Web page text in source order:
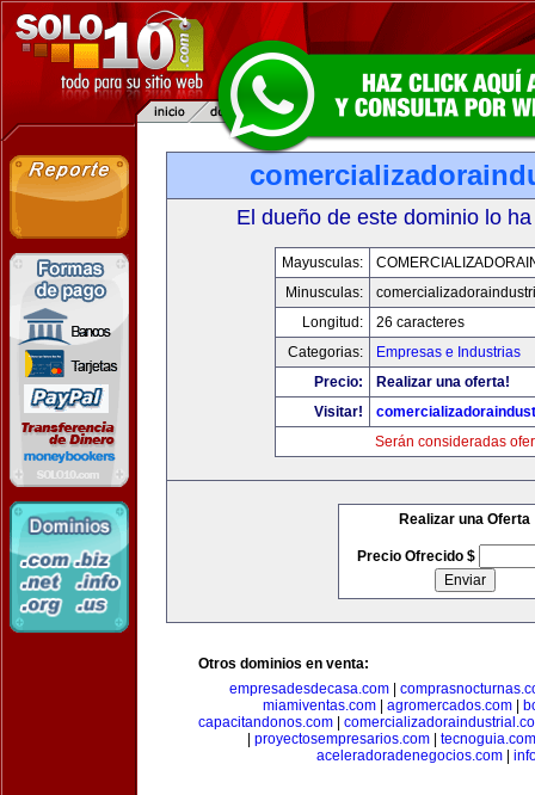
El dueño de este dominio lo
Mayusculas:
Minusculas:
Longitud:
26 caracteres
Categorias:
Empresas e Industrias
Precio:
Realizar una oferta!
Visitar!
Serán consideradas
Realizar una Oferta
Precio Ofrecido $
Otros dominios en venta:
empresadesdecasa.com|
miamiventas.com
agromercados.com
capacitandonos.com
proyectosempresarios.com
tecnoguia.com
aceleradoradenegocios.com